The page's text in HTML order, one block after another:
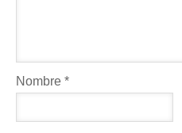
Nombre *